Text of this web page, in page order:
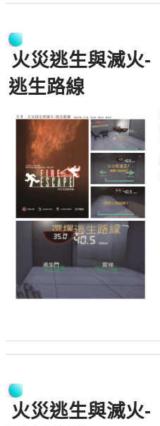
火災逃生與滅火-
逃生路線
火災逃生與滅火-